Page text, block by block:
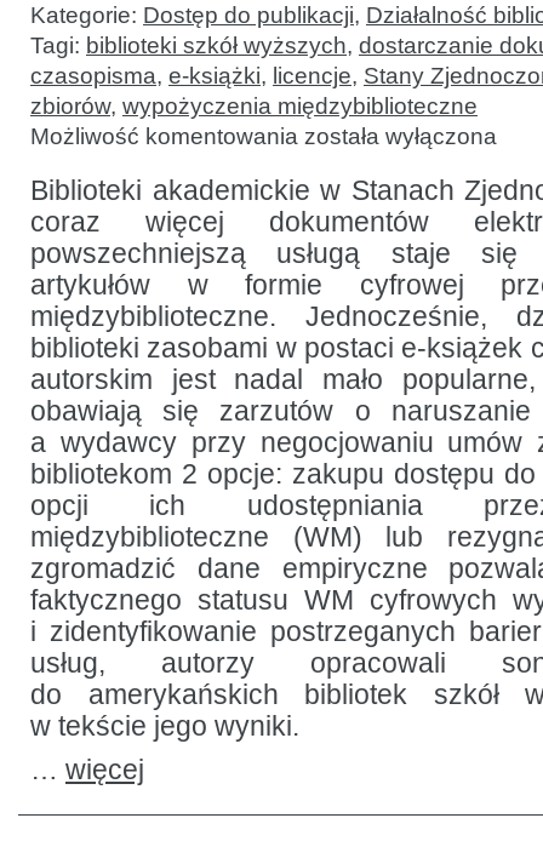
Kategorie: Dostęp do publikacji, Działalność
Tagi: biblioteki szkół wyższych, dostarczanie
czasopisma, e-książki, licencje, Stany
zbiorów, wypożyczenia międzybiblioteczne
Możliwość komentowania Wypożyczenia
międzybiblioteczne
książek
w bibliotekach
szkół
w Stanach
Zjednoczonych
została wyłączona
Biblioteki akademickie w Stanach
coraz więcej dokumentów
powszechniejszą usługą staje się
artykułów w formie cyfrowej
międzybiblioteczne. Jednocześnie,
biblioteki zasobami w postaci e-książek
autorskim jest nadal mało
obawiają się zarzutów o naruszanie
a wydawcy przy negocjowaniu umów
bibliotekom 2 opcje: zakupu dostępu
opcji ich udostępniania
międzybiblioteczne (WM) lub
zgromadzić dane empiryczne
faktycznego statusu WM cyfrowych
i zidentyfikowanie postrzeganych
usług, autorzy opracowali
do amerykańskich bibliotek szkół
w tekście jego wyniki.
… więcej